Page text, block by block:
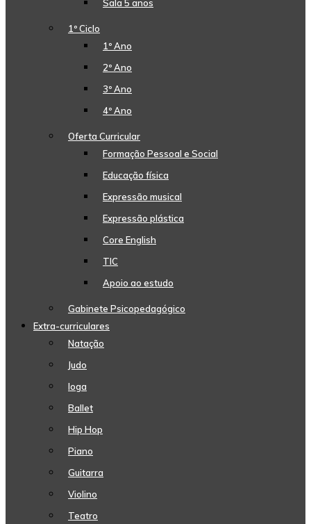
Sala 5 anos
1º Ciclo
1º Ano
2º Ano
3º Ano
4º Ano
Oferta Curricular
Formação Pessoal e Social
Educação física
Expressão musical
Expressão plástica
Core English
TIC
Apoio ao estudo
Gabinete Psicopedagógico
Extra-curriculares
Natação
Judo
Ioga
Ballet
Hip Hop
Piano
Guitarra
Violino
Teatro